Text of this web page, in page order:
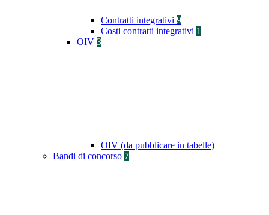
Contratti integrativi 9
Costi contratti integrativi 1
OIV 3
OIV (da pubblicare in tabelle)
Bandi di concorso 7